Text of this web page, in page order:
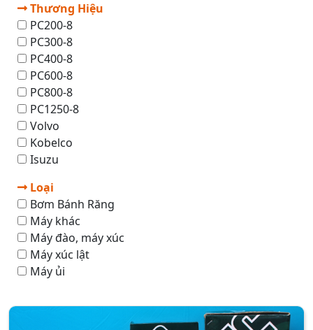
Thương Hiệu
PC200-8
PC300-8
PC400-8
PC600-8
PC800-8
PC1250-8
Volvo
Kobelco
Isuzu
Loại
Bơm Bánh Răng
Máy khác
Máy đào, máy xúc
Máy xúc lật
Máy ủi